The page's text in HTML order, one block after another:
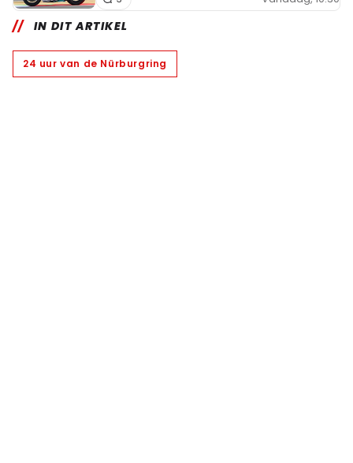
IN DIT ARTIKEL
24 uur van de Nürburgring